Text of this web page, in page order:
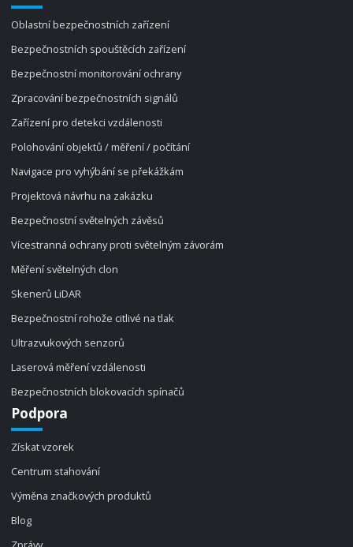
Oblastní bezpečnostních zařízení
Bezpečnostních spouštěcích zařízení
Bezpečnostní monitorování ochrany
Zpracování bezpečnostních signálů
Zařízení pro detekci vzdálenosti
Polohování objektů / měření / počítání
Navigace pro vyhýbání se překážkám
Projektová návrhu na zakázku
Bezpečnostní světelných závěsů
Vícestranná ochrany proti světelným závorám
Měření světelných clon
Skenerů LiDAR
Bezpečnostní rohože citlivé na tlak
Ultrazvukových senzorů
Laserová měření vzdálenosti
Bezpečnostních blokovacích spínačů
Podpora
Získat vzorek
Centrum stahování
Výměna značkových produktů
Blog